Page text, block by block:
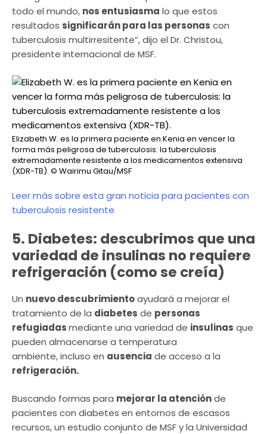
todo el mundo, nos entusiasma lo que estos
resultados significarán para las personas con
tuberculosis multirresitente”, dijo el Dr. Christou,
presidente internacional de MSF.
Elizabeth W. es la primera paciente en Kenia en vencer la
forma más peligrosa de tuberculosis: la tuberculosis
extremadamente resistente a los medicamentos extensiva
(XDR-TB). © Wairimu Gitau/MSF
Leer más sobre esta gran noticia para pacientes con
tuberculosis resistente
5. Diabetes: descubrimos que una
variedad de insulinas no requiere
refrigeración (como se creía)
Un nuevo descubrimientoayudará a mejorar el
tratamiento de la diabetes de personas
refugiadasmediante una variedad de insulinas que
pueden almacenarse a temperatura
ambiente, incluso en ausencia de acceso a la
refrigeración.
Buscando formas para mejorar la atenciónde
pacientes con diabetes en entornos de escasos
recursos, un estudio conjunto de MSF y la Universidad